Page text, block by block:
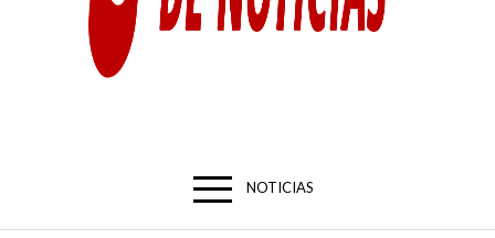
NOTICIAS